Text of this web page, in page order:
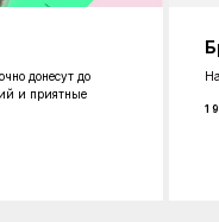
донесут до
и приятные